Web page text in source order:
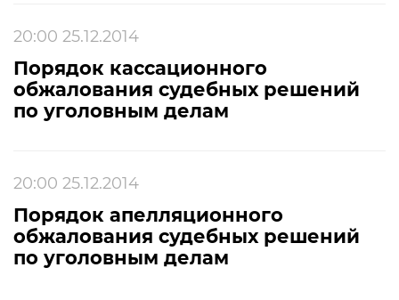
20:00 25.12.2014
Порядок кассационного
обжалования судебных решений
по уголовным делам
20:00 25.12.2014
Порядок апелляционного
обжалования судебных решений
по уголовным делам